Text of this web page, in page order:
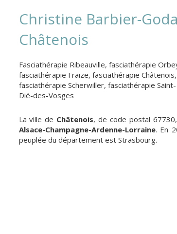
Christine Barbier-
Châtenois
Fasciathérapie Ribeauville, fasciathérapie
fasciathérapie Fraize, fasciathérapie Châtenois,
fasciathérapie Scherwiller, fasciathérapie Saint-
Dié-des-Vosges
La ville de Châtenois, de code postal
Alsace-Champagne-Ardenne-Lorraine. En
peuplée du département est Strasbourg.